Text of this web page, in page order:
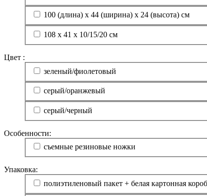
100 (длина) х 44 (ширина) х 24 (высота) см
108 х 41 х 10/15/20 см
Цвет :
зеленый/фиолетовый
серый/оранжевый
серый/черный
Особенности:
съемные резиновые ножки
Упаковка:
полиэтиленовый пакет + белая картонная